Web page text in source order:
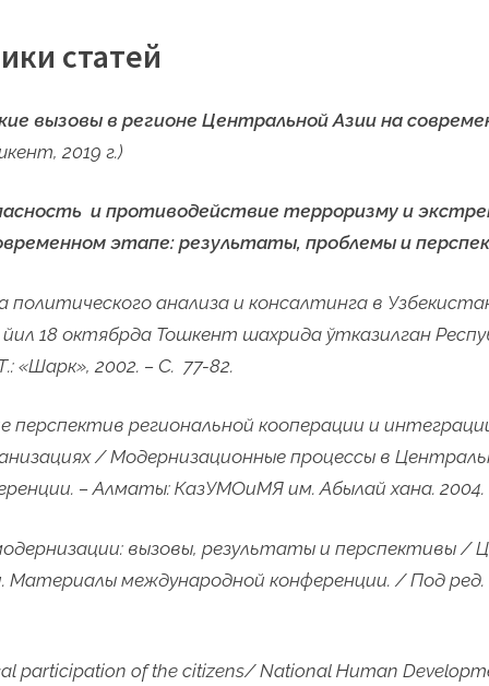
статей
вызовы в регионе Центральной Азии на
2019 г.)
и противодействие терроризму и
этапе: результаты, проблемы и
анализа и консалтинга в
18 октябрда Тошкент шахрида ўтказилган
«Шарк», 2002. – С. 77-82.
региональной кооперации и
/ Модернизационные процессы в
– Алматы: КазУМОиМЯ им. Абылай хана. 2004.
вызовы, результаты и перспективы /
Материалы международной конференции. / Под
participation of the citizens/ National Human